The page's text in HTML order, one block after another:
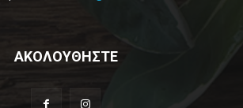
ΑΚΟΛΟΥΘΗΣΤΕ